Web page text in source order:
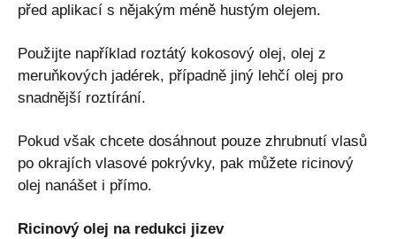
před aplikací s nějakým méně hustým olejem.
Použijte například roztátý kokosový olej, olej z
meruňkových jadérek, případně jiný lehčí olej pro
snadnější roztírání.
Pokud však chcete dosáhnout pouze zhrubnutí vlasů
po okrajích vlasové pokrývky, pak můžete ricinový
olej nanášet i přímo.
Ricinový olej na redukci jizev